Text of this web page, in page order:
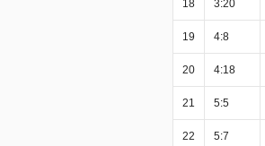
18 3:20
19 4:8
20 4:18
21 5:5
22 5:7